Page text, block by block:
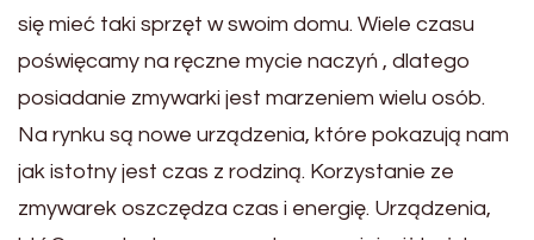
się mieć taki sprzęt w swoim domu. Wiele czasu
poświęcamy na ręczne mycie naczyń , dlatego
posiadanie zmywarki jest marzeniem wielu osób.
Na rynku są nowe urządzenia, które pokazują nam
jak istotny jest czas z rodziną. Korzystanie ze
zmywarek oszczędza czas i energię. Urządzenia,